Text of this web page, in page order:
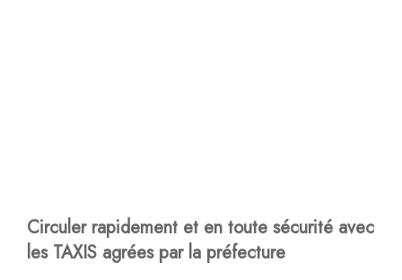
Circuler rapidement et en toute sécurité avec
les TAXIS agrées par la préfecture